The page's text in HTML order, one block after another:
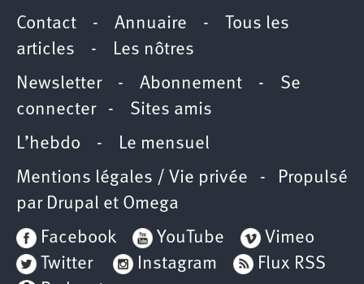
Contact - Annuaire -
Tous les
articles - Les nôtres
Newsletter- Abonnement - Se
connecter- Sites amis
L’hebdo - Le mensuel
Mentions légales / Vie privée - Propulsé
par Drupal et Omega
Facebook
YouTube
Vimeo
Twitter
Instagram
Flux RSS